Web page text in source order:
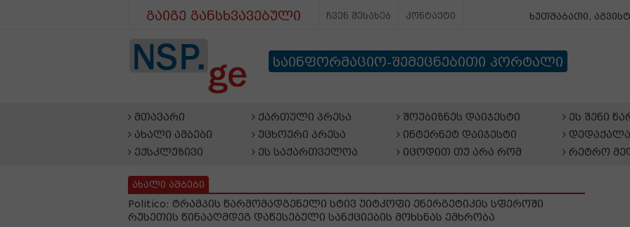
გაიგე განსხვავებული ჩვენ შესახებ კონტაქტი ხუთშაბათი,
საინფორმაციო-შემეცნებითი პორტალი
მთავარი
ახალი ამბები
ექსკლუზივი
ქართული პრესა
უცხოური პრესა
ეს საქართველოა
შოუბიზნეს დაიჯესტი
ინტერნეტ დაიჯესტი
იცოდით თუ არა რომ
ეს შენი
რეტრო
ახალი ამბები
Politico: ტრამპის წარმომადგენელი სტივ უიტკოფი ენერგეტიკის სფეროში
რუსეთის წინააღმდეგ დაწესებული სანქციების მოხსნას ემხრობა